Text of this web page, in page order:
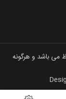
می باشد و هرگونه